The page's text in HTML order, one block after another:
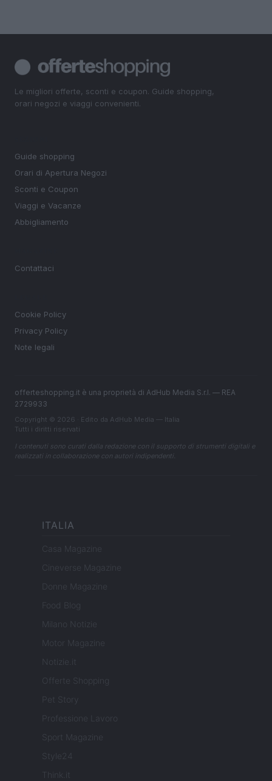
Le migliori offerte, sconti e coupon. Guide shopping,
orari negozi e viaggi convenienti.
Guide shopping
Orari di Apertura Negozi
Sconti e Coupon
Viaggi e Vacanze
Abbigliamento
Contattaci
Cookie Policy
Privacy Policy
Note legali
offerteshopping.it è una proprietà di AdHub Media S.r.l. — REA
2729933
Copyright © 2026 · Edito da AdHub Media — Italia
Tutti i diritti riservati
I contenuti sono curati dalla redazione con il supporto di strumenti digitali e
realizzati in collaborazione con autori indipendenti.
ITALIA
Casa Magazine
Cineverse Magazine
Donne Magazine
Food Blog
Milano Notizie
Motor Magazine
Notizie.it
Offerte Shopping
Pet Story
Professione Lavoro
Sport Magazine
Style24
Think.it